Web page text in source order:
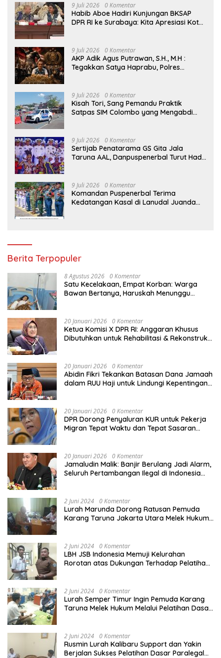
9 Juli 2026 0 Komentar
Habib Aboe Hadiri Kunjungan BKSAP
DPR RI ke Surabaya: Kita Apresiasi Kota
9 Juli 2026 0 Komentar
AKP Adik Agus Putrawan, S.H., M.H :
Tegakkan Satya Haprabu, Polres
Surabaya.
9 Juli 2026 0 Komentar
Kisah Tori, Sang Pemandu Praktik
Satpas SIM Colombo yang Mengabdi
9 Juli 2026 0 Komentar
Sertijab Penatarama GS Gita Jala
Taruna AAL, Danpuspenerbal Turut Hadir
9 Juli 2026 0 Komentar
Komandan Puspenerbal Terima
Kedatangan Kasal di Lanudal Juanda
Berita Terpopuler
8 Agustus 2026 0 Komentar
Satu Kecelakaan, Empat Korban: Warga
Bawan Bertanya, Haruskah Menunggu
20 Januari 2026 0 Komentar
Ketua Komisi X DPR RI: Anggaran Khusus
Dibutuhkan untuk Rehabilitasi & Rekonstruksi
20 Januari 2026 0 Komentar
Abidin Fikri Tekankan Batasan Dana Jamaah
dalam RUU Haji untuk Lindungi Kepentingan
20 Januari 2026 0 Komentar
DPR Dorong Penyaluran KUR untuk Pekerja
Migran Tepat Waktu dan Tepat Sasaran
20 Januari 2026 0 Komentar
Jamaludin Malik: Banjir Berulang Jadi Alarm,
Seluruh Pertambangan Ilegal di Indonesia
2 Juni 2024 0 Komentar
Lurah Marunda Dorong Ratusan Pemuda
Karang Taruna Jakarta Utara Melek Hukum
2 Juni 2024 0 Komentar
LBH JSB Indonesia Memuji Kelurahan
Rorotan atas Dukungan Terhadap Pelatihan
2 Juni 2024 0 Komentar
Lurah Semper Timur Ingin Pemuda Karang
Taruna Melek Hukum Melalui Pelatihan Dasar
2 Juni 2024 0 Komentar
Rusmin Lurah Kalibaru Support dan Yakin
Berjalan Sukses Pelatihan Dasar Paralegal